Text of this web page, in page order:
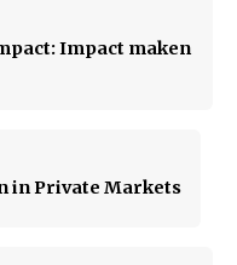
Impact maken
in Private Markets